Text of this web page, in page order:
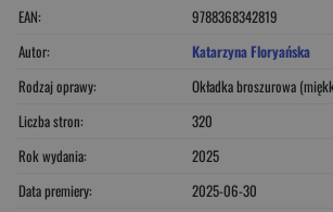
EAN:
9788368342819
Autor:
Katarzyna Floryańska
Rodzaj oprawy:
Okładka broszurowa
Liczba stron:
320
Rok wydania:
2025
Data premiery:
2025-06-30